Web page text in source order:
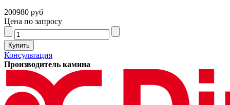
200980 руб
Цена по запросу
Консультация
Производитель камина